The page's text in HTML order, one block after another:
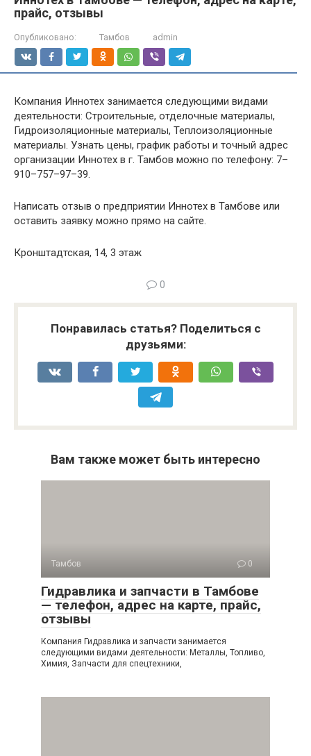
прайс, отзывы
Опубликовано: Тамбов admin
Компания Иннотех занимается следующими видами
деятельности: Строительные, отделочные материалы,
Гидроизоляционные материалы, Теплоизоляционные
материалы. Узнать цены, график работы и точный адрес
организации Иннотех в г. Тамбов можно по телефону: 7–
910–757–97–39.
Написать отзыв о предприятии Иннотех в Тамбове или
оставить заявку можно прямо на сайте.
Кронштадтская, 14, 3 этаж
0
Понравилась статья? Поделиться с
друзьями:
Вам также может быть интересно
Тамбов 0
Гидравлика и запчасти в Тамбове
— телефон, адрес на карте, прайс,
отзывы
Компания Гидравлика и запчасти занимается
следующими видами деятельности: Металлы, Топливо,
Химия, Запчасти для спецтехники,